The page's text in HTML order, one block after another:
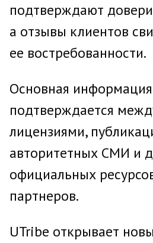
подтверждают
а отзывы клиентов
ее востребованности.
Основная информация
подтверждается
лицензиями,
авторитетных СМИ и
официальных
партнеров.
UTribe открывает